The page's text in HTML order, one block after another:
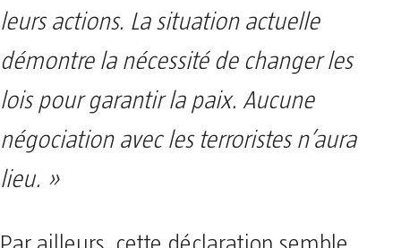
leurs actions. La situation actuelle
démontre la nécessité de changer les
lois pour garantir la paix. Aucune
négociation avec les terroristes n’aura
lieu. »